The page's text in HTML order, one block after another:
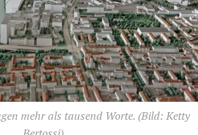
mehr als tausend Worte.(Bild: Ketty